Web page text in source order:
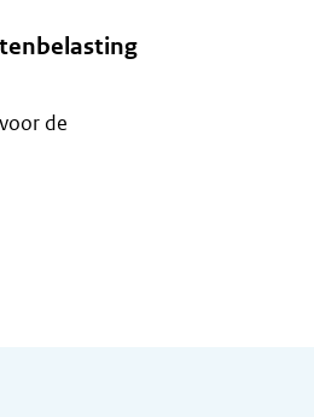
de